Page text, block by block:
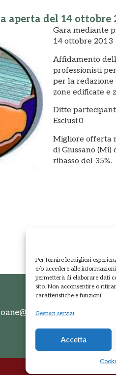
Per fornire le migliori
e/o accedere alle
permetterà di elaborare dati
sito. Non acconsentire o
caratteristiche e funzioni.
Gestisci servizi
Accetta
aperta del 14 ottobre
Gara mediante
14 ottobre 2013
Affidamento
professionisti
per la redazione
zone edificate e
Ditte
Esclusi:0
Migliore offerta
di Giussano (Mi)
ribasso del 35%.